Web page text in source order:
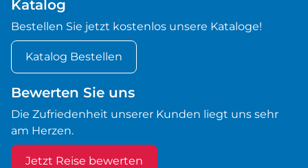
Katalog
Bestellen Sie jetzt kostenlos unsere Kataloge!
Katalog Bestellen
Bewerten Sie uns
Die Zufriedenheit unserer Kunden liegt uns sehr
am Herzen.
Jetzt Reise bewerten